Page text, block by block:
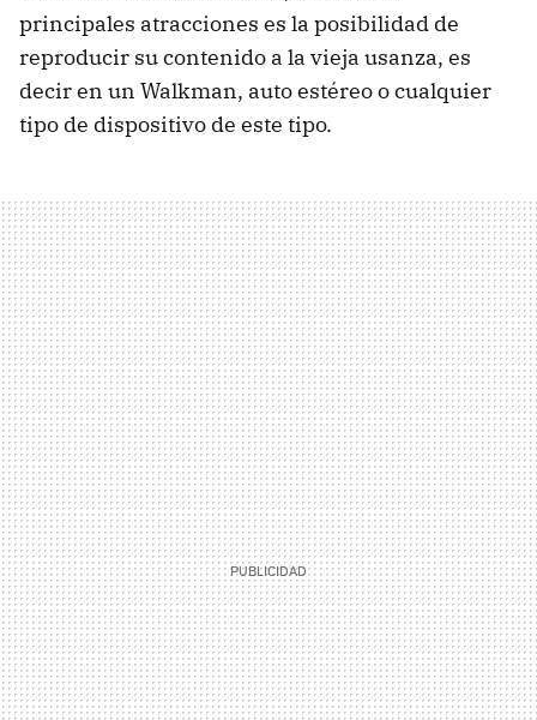
principales atracciones es la posibilidad de
reproducir su contenido a la vieja usanza, es
decir en un Walkman, auto estéreo o cualquier
tipo de dispositivo de este tipo.